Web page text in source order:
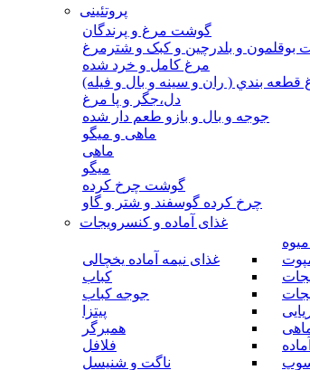
پروتئینی
گوشت مرغ و پرندگان
بوقلمون و بلدرچین و کبک و شترمرغ
مرغ کامل و خرد شده
قطعه بندي ( ران و سينه و بال و فيله)
دل،جگر و پا مرغ
جوجه و بال و بازو طعم دار شده
ماهی و میگو
ماهی
میگو
گوشت چرخ کرده
چرخ کرده گوسفند و شتر و گاو
غذای آماده و کنسرویجات
غذای نیمه آماده یخچالی
کباب
جوجه کباب
پیتزا
همبرگر
فلافل
ناگت و شنیسل